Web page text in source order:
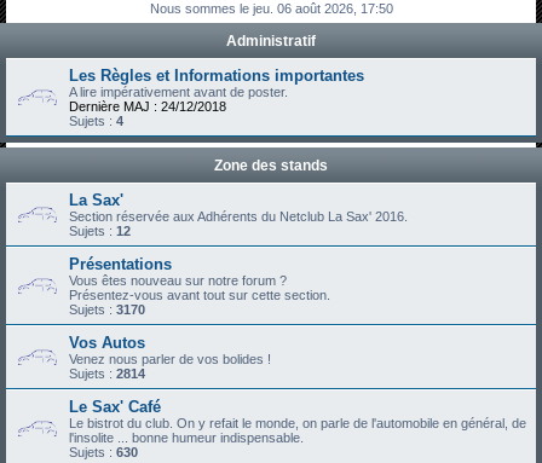
Nous sommes le jeu. 06 août 2026, 17:50
Administratif
Les Règles et Informations importantes
A lire impérativement avant de poster.
Dernière MAJ : 24/12/2018
Sujets : 4
Zone des stands
La Sax'
Section réservée aux Adhérents du Netclub La Sax' 2016.
Sujets : 12
Présentations
Vous êtes nouveau sur notre forum ?
Présentez-vous avant tout sur cette section.
Sujets : 3170
Vos Autos
Venez nous parler de vos bolides !
Sujets : 2814
Le Sax' Café
Le bistrot du club. On y refait le monde, on parle de l'automobile en général, de
l'insolite ... bonne humeur indispensable.
Sujets : 630